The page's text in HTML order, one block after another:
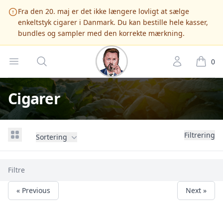
Fra den 20. maj er det ikke længere lovligt at sælge
enkeltstyk cigarer i Danmark. Du kan bestille hele kasser,
bundles og sampler med den korrekte mærkning.
Open menu
Søg
Cigarshop.dk
Account
0
Cigarer
View gridSortering Filtrering
Filtre, aktive
« Previous Next »